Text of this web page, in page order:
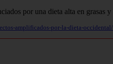
amplificados-por-la-dieta-occidental/